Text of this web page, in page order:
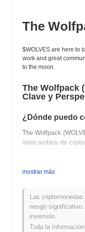
The
$WOLVES are here to
work and great
to the moon.
The Wolfpack
Clave y
¿Dónde puedo
The Wolfpack
intercambios de
The Wolfpack?
se sitúa en€0.00.
¿Cuál es el
Wolfpack?
mostrar más
Las
riesgo
inversión.
Toda la